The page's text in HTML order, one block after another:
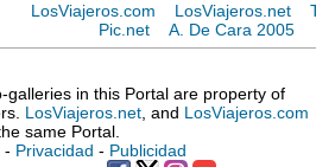
LosViajeros.com
LosViajeros.net
Pic.net
A. De Cara 2005
galleries in this Portal are property of
LosViajeros.net, and LosViajeros.com
same Portal.
- Privacidad - Publicidad